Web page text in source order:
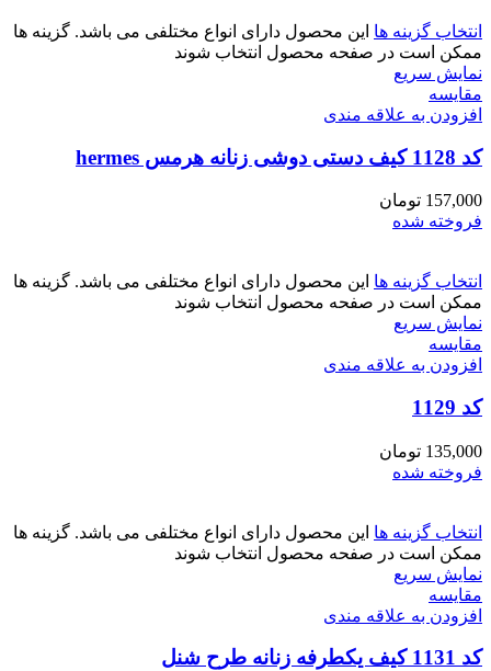
انتخاب گزینه ها این محصول دارای انواع مختلفی می باشد. گزینه ها
ممکن است در صفحه محصول انتخاب شوند
نمایش سریع
مقايسه
افزودن به علاقه مندی
کد 1128 کیف دستی دوشی زنانه هرمس hermes
157,000 تومان
فروخته شده
انتخاب گزینه ها این محصول دارای انواع مختلفی می باشد. گزینه ها
ممکن است در صفحه محصول انتخاب شوند
نمایش سریع
مقايسه
افزودن به علاقه مندی
کد 1129
135,000 تومان
فروخته شده
انتخاب گزینه ها این محصول دارای انواع مختلفی می باشد. گزینه ها
ممکن است در صفحه محصول انتخاب شوند
نمایش سریع
مقايسه
افزودن به علاقه مندی
کد 1131 کیف یکطرفه زنانه طرح شنل